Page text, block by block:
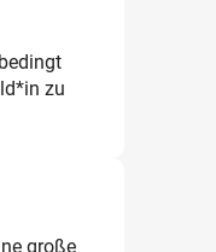
zu
große